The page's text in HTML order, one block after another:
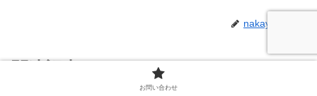
nakaya4122
お問い合わせ